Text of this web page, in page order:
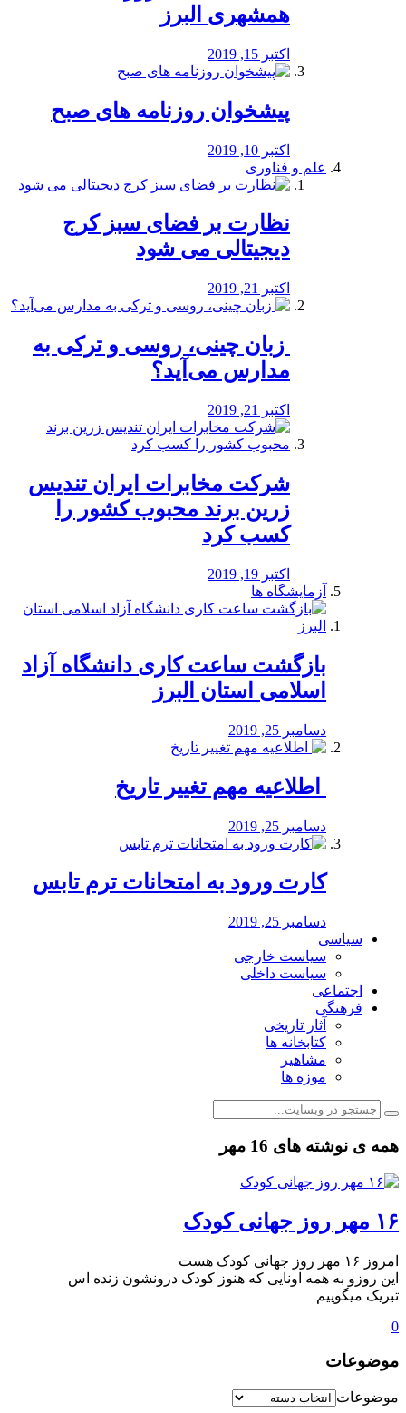
همشهری البرز
اکتبر 15, 2019
پیشخوان روزنامه های صبح
اکتبر 10, 2019
علم و فناوری
نظارت بر فضای سبز کرج
دیجیتالی می شود
اکتبر 21, 2019
️ زبان چینی، روسی و ترکی به
مدارس می‌آید؟
اکتبر 21, 2019
شرکت مخابرات ایران تندیس
زرین برند محبوب کشور را
کسب کرد
اکتبر 19, 2019
آزمایشگاه ها
بازگشت ساعت کاری دانشگاه آزاد
اسلامی استان البرز
دسامبر 25, 2019
️ اطلاعیه مهم تغییر تاریخ
دسامبر 25, 2019
کارت ورود به امتحانات ترم تابس
دسامبر 25, 2019
سیاسی
سیاست خارجی
سیاست داخلی
اجتماعی
فرهنگی
آثار تاریخی
کتابخانه ها
مشاهیر
موزه ها
همه ی نوشته های 16 مهر
۱۶ مهر روز جهانی کودک
امروز ۱۶ مهر روز جهانی کودک هست
این روزو به همه اونایی که هنوز کودک درونشون زنده اس
تبریک میگوییم
0
موضوعات
موضوعات